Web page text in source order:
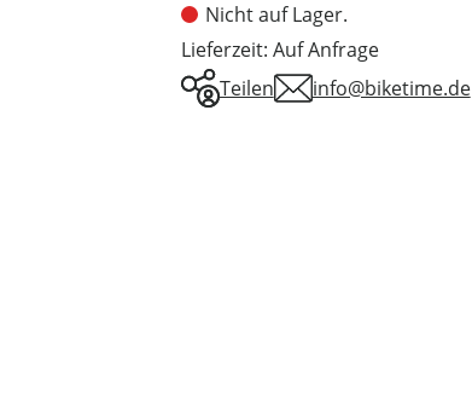
Nicht auf Lager.
Lieferzeit: Auf Anfrage
Teilen
info@biketime.de